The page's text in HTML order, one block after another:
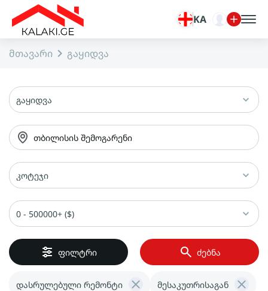
KA
მთავარი გაყიდვა
გაყიდვა
თბილისის შემოგარენი
კოტეჯი
0 - 500000+ ($)
ფილტრი ძებნა
დასრულებული რემონტი მესაკუთრისაგან